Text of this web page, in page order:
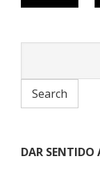
DAR SENTIDO